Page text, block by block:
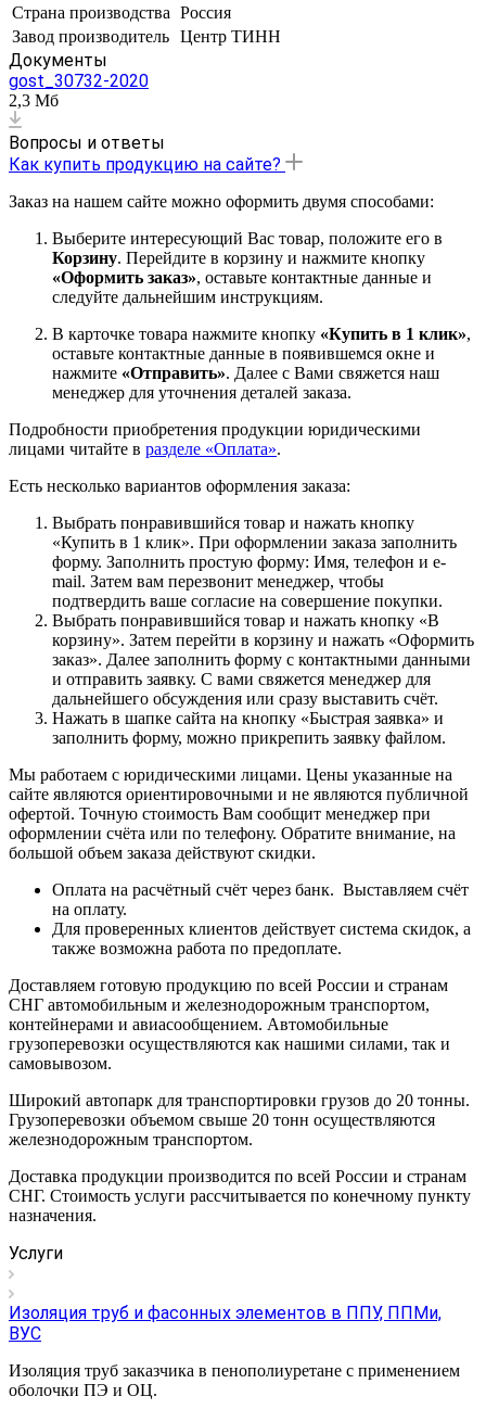
Страна производства Россия
Завод производитель Центр ТИНН
Документы
gost_30732-2020
2,3 Мб
Вопросы и ответы
Как купить продукцию на сайте?
Заказ на нашем сайте можно оформить двумя способами:
Выберите интересующий Вас товар, положите его в
Корзину. Перейдите в корзину и нажмите кнопку
«Оформить заказ», оставьте контактные данные и
следуйте дальнейшим инструкциям.
В карточке товара нажмите кнопку «Купить в 1 клик»,
оставьте контактные данные в появившемся окне и
нажмите «Отправить». Далее с Вами свяжется наш
менеджер для уточнения деталей заказа.
Подробности приобретения продукции юридическими
лицами читайте в разделе «Оплата».
Есть несколько вариантов оформления заказа:
Выбрать понравившийся товар и нажать кнопку
«Купить в 1 клик». При оформлении заказа заполнить
форму. Заполнить простую форму: Имя, телефон и e-
mail. Затем вам перезвонит менеджер, чтобы
подтвердить ваше согласие на совершение покупки.
Выбрать понравившийся товар и нажать кнопку «В
корзину». Затем перейти в корзину и нажать «Оформить
заказ». Далее заполнить форму с контактными данными
и отправить заявку. С вами свяжется менеджер для
дальнейшего обсуждения или сразу выставить счёт.
Нажать в шапке сайта на кнопку «Быстрая заявка» и
заполнить форму, можно прикрепить заявку файлом.
Мы работаем с юридическими лицами. Цены указанные на
сайте являются ориентировочными и не являются публичной
офертой. Точную стоимость Вам сообщит менеджер при
оформлении счёта или по телефону. Обратите внимание, на
большой объем заказа действуют скидки.
Оплата на расчётный счёт через банк. Выставляем счёт
на оплату.
Для проверенных клиентов действует система скидок, а
также возможна работа по предоплате.
Доставляем готовую продукцию по всей России и странам
СНГ автомобильным и железнодорожным транспортом,
контейнерами и авиасообщением. Автомобильные
грузоперевозки осуществляются как нашими силами, так и
самовывозом.
Широкий автопарк для транспортировки грузов до 20 тонны.
Грузоперевозки объемом свыше 20 тонн осуществляются
железнодорожным транспортом.
Доставка продукции производится по всей России и странам
СНГ. Стоимость услуги рассчитывается по конечному пункту
назначения.
Услуги
Изоляция труб и фасонных элементов в ППУ, ППМи,
ВУС
Изоляция труб заказчика в пенополиуретане с применением
оболочки ПЭ и ОЦ.